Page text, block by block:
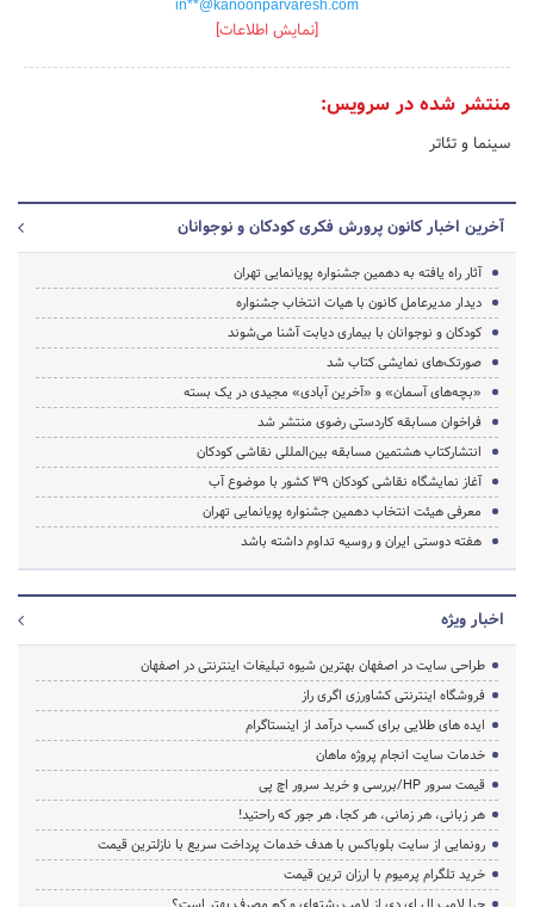
in**@kanoonparvaresh.com
[نمایش اطلاعات]
منتشر شده در سرویس:
سینما و تئاتر
آخرین اخبار کانون پرورش فکری کودکان و نوجوانان
آثار راه‌ یافته به دهمین جشنواره پویانمایی تهران
دیدار مدیرعامل کانون با هیات انتخاب جشنواره
کودکان و نوجوانان با بیماری دیابت آشنا می‌شوند
صورتک‌های نمایشی کتاب شد
«بچه‌های آسمان» و «آخرین آبادی» مجیدی در یک بسته
فراخوان مسابقه کاردستی رضوی منتشر شد
انتشارکتاب هشتمین مسابقه بین‌المللی نقاشی کودکان
آغاز نمایشگاه نقاشی‌ کودکان 39 کشور با موضوع آب
معرفی هیئت انتخاب دهمین جشنواره پویانمایی تهران
هفته‌ دوستی ایران و روسیه تداوم داشته باشد
اخبار ویژه
طراحی سایت در اصفهان بهترین شیوه تبلیغات اینترنتی در اصفهان
فروشگاه اینترنتی کشاورزی اگری راز
ایده های طلایی برای کسب درآمد از اینستاگرام
خدمات سایت انجام پروژه ماهان
قیمت سرور HP/بررسی و خرید سرور اچ پی
هر زبانی، هر زمانی، هر کجا، هر جور که راحتید!
رونمایی از سایت بلوباکس با هدف خدمات پرداخت سریع با نازلترین قیمت
خرید تلگرام پرمیوم با ارزان ترین قیمت